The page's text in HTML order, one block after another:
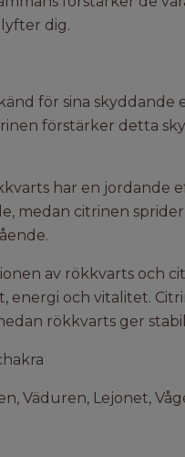
dig.
för sina
förstärker detta
har en jordande
medan citrinen
av rökkvarts och
och vitalitet.
rökkvarts ger
Väduren, Lejonet,